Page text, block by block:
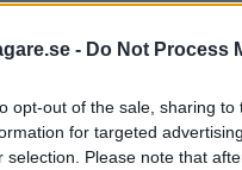
- Do Not Process
opt-out of the sale, sharing
for targeted
selection. Please note that